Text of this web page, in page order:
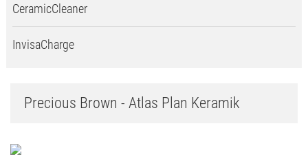
CeramicCleaner
InvisaCharge
Precious Brown - Atlas Plan Keramik